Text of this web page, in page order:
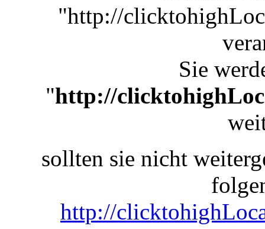
"http://
Sie
"http://
sollten sie nicht
http://